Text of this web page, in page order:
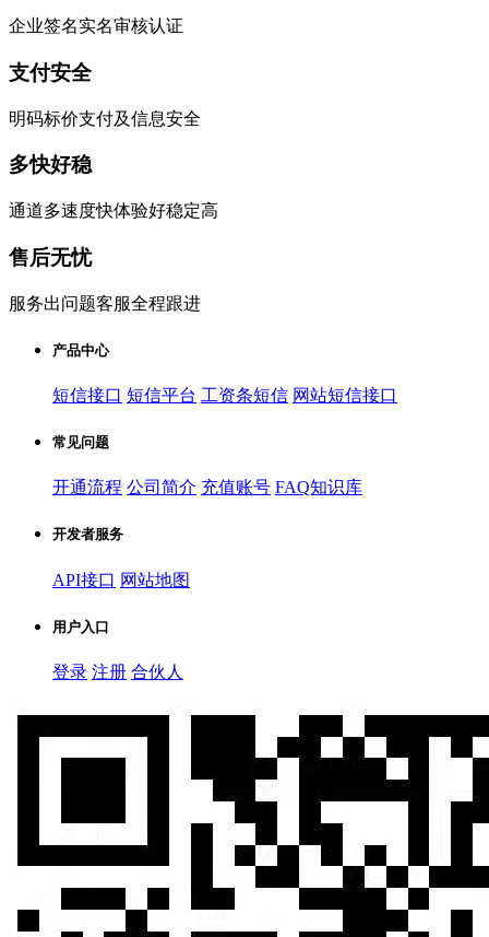
企业签名实名审核认证
支付安全
明码标价支付及信息安全
多快好稳
通道多速度快体验好稳定高
售后无忧
服务出问题客服全程跟进
产品中心
短信接口 短信平台 工资条短信 网站短信接口
常见问题
开通流程 公司简介 充值账号 FAQ知识库
开发者服务
API接口 网站地图
用户入口
登录 注册 合伙人